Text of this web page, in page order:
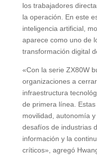
los trabajadores
la operación. En este
inteligencia artificial,
aparece como uno de
transformación digital
«Con la serie ZX80W
organizaciones a
infraestructura
de primera línea.
movilidad, autonomía
desafíos de industrias
información y la
críticos», agregó